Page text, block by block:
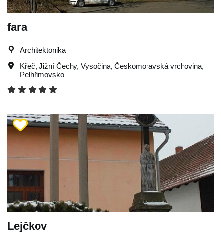
fara
Architektonika
Křeč, Jižní Čechy, Vysočina, Českomoravská vrchovina,
Pelhřimovsko
Lejčkov